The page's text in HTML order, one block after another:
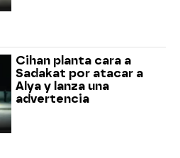
Cihan planta cara a
Sadakat por atacar a
Alya y lanza una
advertencia